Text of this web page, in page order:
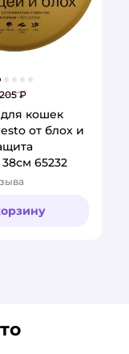
₽
кошек
от блох и
65232